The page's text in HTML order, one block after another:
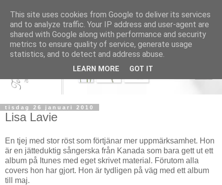
tisdag 26 januari 2010
Lisa Lavie
En tjej med stor röst som förtjänar mer uppmärksamhet. Hon
är en jätteduktig sångerska från Kanada som bara gett ut ett
album på Itunes med eget skrivet material. Förutom alla
covers hon har gjort. Hon är tydligen på väg med ett album
till maj.
This site uses cookies from Google to deliver its services
and to analyze traffic. Your IP address and user-agent are
shared with Google along with performance and security
metrics to ensure quality of service, generate usage
statistics, and to detect and address abuse.
LEARN MORE GOT IT